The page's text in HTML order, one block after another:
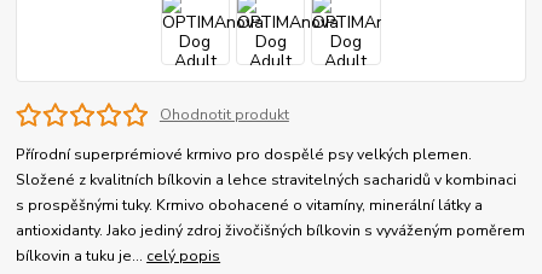
Ohodnotit produkt
Přírodní superprémiové krmivo pro dospělé psy velkých plemen.
Složené z kvalitních bílkovin a lehce stravitelných sacharidů v kombinaci
s prospěšnými tuky. Krmivo obohacené o vitamíny, minerální látky a
antioxidanty. Jako jediný zdroj živočišných bílkovin s vyváženým poměrem
bílkovin a tuku je... celý popis